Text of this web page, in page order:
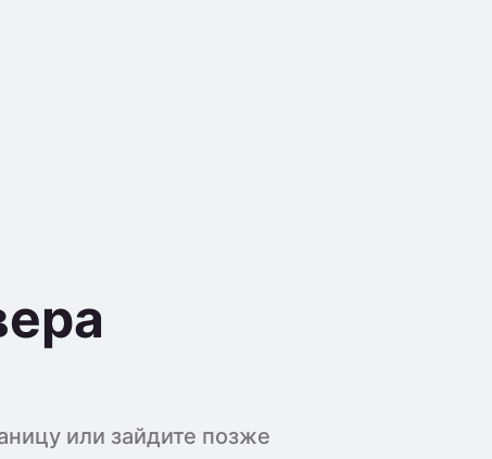
или зайдите позже